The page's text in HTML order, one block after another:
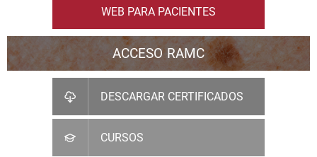
WEB PARA PACIENTES
ACCESO RAMC
DESCARGAR CERTIFICADOS
CURSOS